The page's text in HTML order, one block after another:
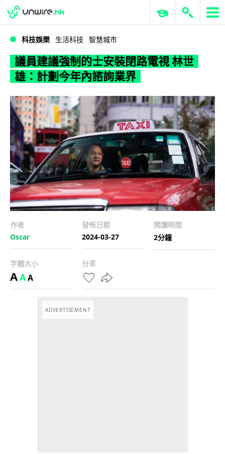
WWDC 2026 ERP 與商業 AI
科技娛樂 生活科技 智慧城市
議員建議強制的士安裝閉路電視 林世
雄：計劃今年內諮詢業界
作者
Oscar
發佈日期
2024-03-27
閱讀時間
2分鐘
字體大小
AAA
分享
ADVERTISEMENT